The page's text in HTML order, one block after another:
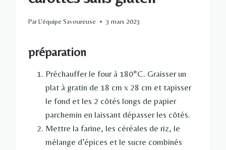
ParL'équipe Savoureuse 3 mars 2023
préparation
Préchauffer le four à 180°C. Graisser un
plat à gratin de 18 cm x 28 cm et tapisser
le fond et les 2 côtés longs de papier
parchemin en laissant dépasser les côtés.
Mettre la farine, les céréales de riz, le
mélange d’épices et le sucre combinés